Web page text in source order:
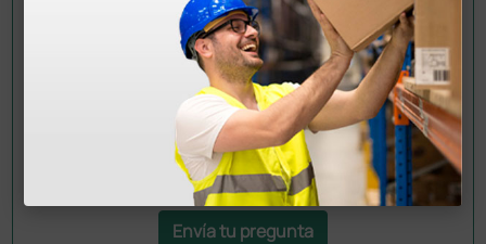
Envía ahora mismo tu pregunta a los colegas que ya
han adquirido este producto.
Envía tu pregunta